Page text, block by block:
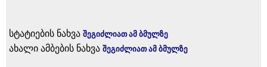
სტატიების ნახვა შეგიძლიათ ამ ბმულზე
ახალი ამბების ნახვა შეგიძლიათ ამ ბმულზე